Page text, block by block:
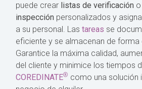
puede crear listas de verificación o
inspección personalizados y
a su personal. Las tareas se
eficiente y se almacenan de forma
Garantice la máxima calidad,
del cliente y minimice los tiempos
COREDINATE® como una solución